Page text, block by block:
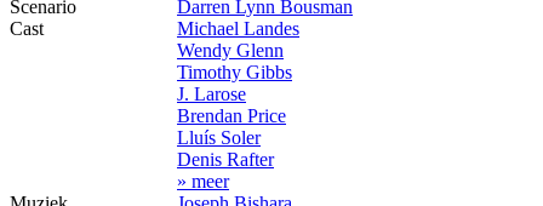
Scenario
Darren Lynn Bousman
Cast
Michael Landes
Wendy Glenn
Timothy Gibbs
J. Larose
Brendan Price
Lluís Soler
Denis Rafter
» meer